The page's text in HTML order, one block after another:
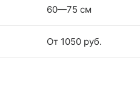
60—75 см
От 1050 руб.